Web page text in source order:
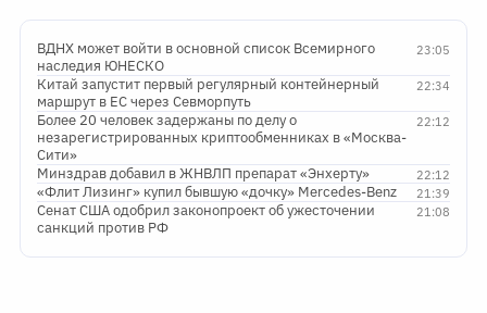
23:05
ВДНХ может войти в основной список Всемирного
наследия ЮНЕСКО
22:34
Китай запустит первый регулярный контейнерный
маршрут в ЕС через Севморпуть
22:12
Более 20 человек задержаны по делу о
незарегистрированных криптообменниках в «Москва-
Сити»
22:12
Минздрав добавил в ЖНВЛП препарат «Энхерту»
21:39
«Флит Лизинг» купил бывшую «дочку» Mercedes-Benz
21:08
Сенат США одобрил законопроект об ужесточении
санкций против РФ